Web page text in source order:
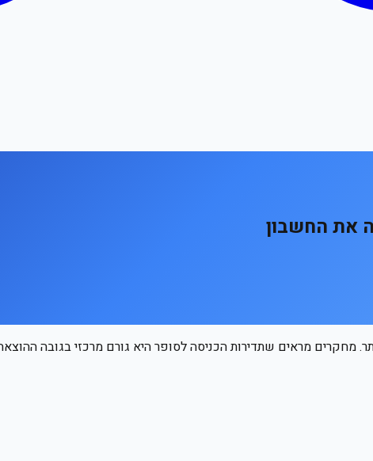
את החשבון
מראים שתדירות הכניסה לסופר היא גורם מרכזי בגובה